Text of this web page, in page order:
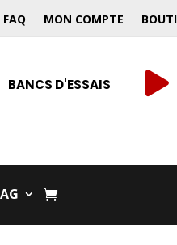
FAQ MON COMPTE
BANCS D'ESSAIS 